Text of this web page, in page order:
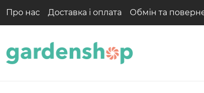
Про нас Доставка і оплата Обмін та